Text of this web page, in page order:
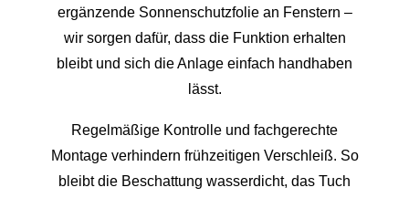
ergänzende Sonnenschutzfolie an Fenstern –
wir sorgen dafür, dass die Funktion erhalten
bleibt und sich die Anlage einfach handhaben
lässt.
Regelmäßige Kontrolle und fachgerechte
Montage verhindern frühzeitigen Verschleiß. So
bleibt die Beschattung wasserdicht, das Tuch